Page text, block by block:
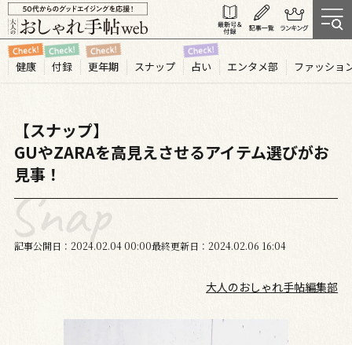
健康 付録 更年期 スナップ 占い エンタメ部 ファッショ
【スナップ】
GUやZARAを高見えさせるアイテム選びがお
見事！
記事公開日 2024.02 0400:00最終更新日 2024.02.06 16:04
大人のおしゃれ手帖編集部